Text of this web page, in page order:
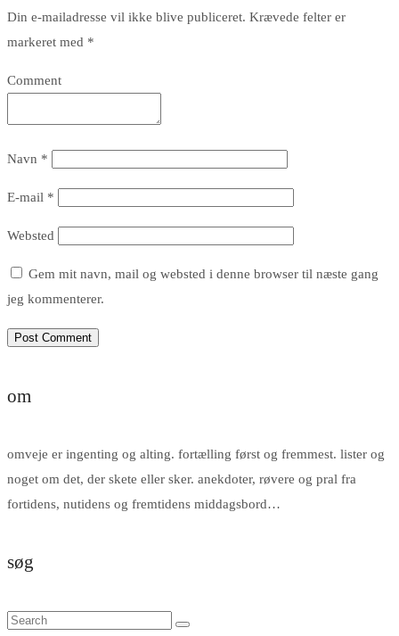
Din e-mailadresse vil ikke blive publiceret. Krævede felter er
markeret med *
Comment
Navn *
E-mail *
Websted
Gem mit navn, mail og websted i denne browser til næste gang
jeg kommenterer.
om
omveje er ingenting og alting. fortælling først og fremmest. lister og
noget om det, der skete eller sker. anekdoter, røvere og pral fra
fortidens, nutidens og fremtidens middagsbord…
søg